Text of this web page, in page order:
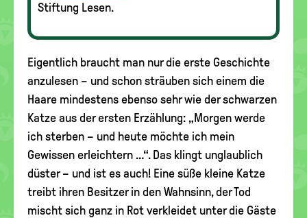
Stiftung Lesen.
Eigentlich braucht man nur die erste Geschichte
anzulesen – und schon sträuben sich einem die
Haare mindestens ebenso sehr wie der schwarzen
Katze aus der ersten Erzählung: „Morgen werde
ich sterben – und heute möchte ich mein
Gewissen erleichtern …“. Das klingt unglaublich
düster – und ist es auch! Eine süße kleine Katze
treibt ihren Besitzer in den Wahnsinn, der Tod
mischt sich ganz in Rot verkleidet unter die Gäste